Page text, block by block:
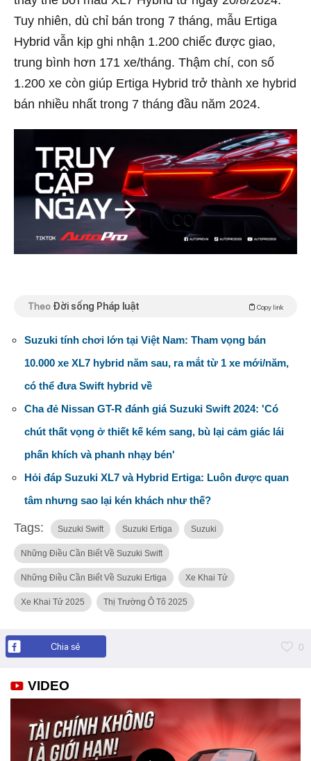
Tuy nhiên, dù chỉ bán trong 7 tháng, mẫu Ertiga
Hybrid vẫn kịp ghi nhận 1.200 chiếc được giao,
trung bình hơn 171 xe/tháng. Thậm chí, con số
1.200 xe còn giúp Ertiga Hybrid trở thành xe hybrid
bán nhiều nhất trong 7 tháng đầu năm 2024.
Theo Đời sống Pháp luật Copy link
Suzuki tính chơi lớn tại Việt Nam: Tham vọng bán
10.000 xe XL7 hybrid năm sau, ra mắt từ 1 xe mới/năm,
có thể đưa Swift hybrid về
Cha đẻ Nissan GT-R đánh giá Suzuki Swift 2024: 'Có
chút thất vọng ở thiết kế kém sang, bù lại cảm giác lái
phấn khích và phanh nhạy bén'
Hỏi đáp Suzuki XL7 và Hybrid Ertiga: Luôn được quan
tâm nhưng sao lại kén khách như thế?
Tags: Suzuki Swift Suzuki Ertiga Suzuki
Những Điều Cần Biết Về Suzuki Swift
Những Điều Cần Biết Về Suzuki Ertiga Xe Khai Tử
Xe Khai Tử 2025 Thị Trường Ô Tô 2025
Chia sẻ 0
VIDEO